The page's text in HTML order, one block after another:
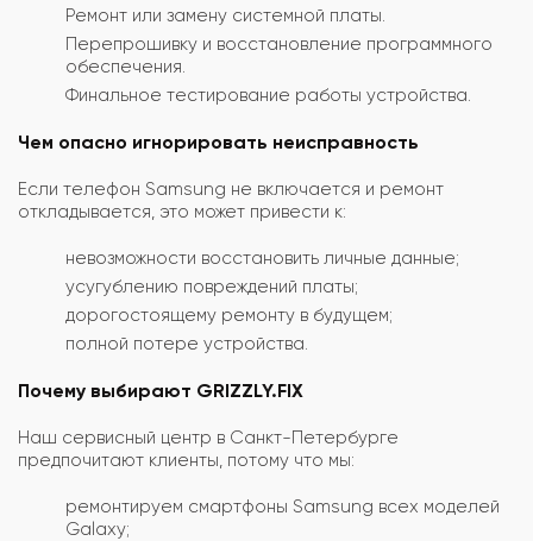
Ремонт или замену системной платы.
Перепрошивку и восстановление программного
обеспечения.
Финальное тестирование работы устройства.
Чем опасно игнорировать неисправность
Если телефон Samsung не включается и ремонт
откладывается, это может привести к:
невозможности восстановить личные данные;
усугублению повреждений платы;
дорогостоящему ремонту в будущем;
полной потере устройства.
Почему выбирают GRIZZLY.FIX
Наш сервисный центр в Санкт-Петербурге
предпочитают клиенты, потому что мы:
ремонтируем смартфоны Samsung всех моделей
Galaxy;